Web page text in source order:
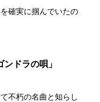
確実に掴んでいたの
ドラの唄」
不朽の名曲と知らし